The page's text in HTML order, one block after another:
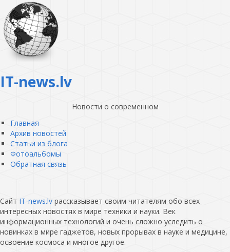
IT-news.lv
Новости о современном
Главная
Архив новостей
Статьи из блога
Фотоальбомы
Обратная связь
Сайт IT-news.lv рассказывает своим читателям обо всех
интересных новостях в мире техники и науки. Век
информационных технологий и очень сложно уследить о
новинках в мире гаджетов, новых прорывах в науке и медицине,
освоение космоса и многое другое.